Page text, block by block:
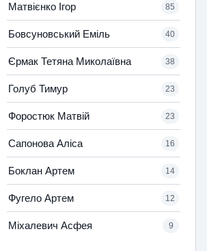
Матвієнко Ігор 85
Бовсуновський Еміль 40
Єрмак Тетяна Миколаївна 38
Голуб Тимур 23
Форостюк Матвій 23
Сапонова Аліса 16
Боклан Артем 14
Фугело Артем 12
Міхалевич Асфея 9